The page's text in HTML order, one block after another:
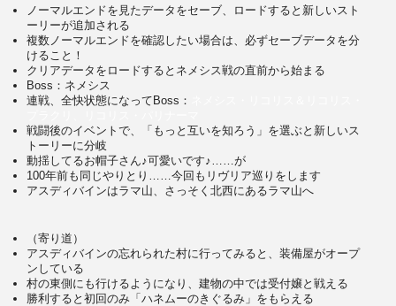
ノーマルエンドを見たデータをセーブ、ロードすると新しいスト
ーリーが追加される
複数ノーマルエンドを確認したい場合は、必ずセーブデータを分
けること！
クリアデータをロードするとネメシス戦の直前から始まる
Boss：ネメシス
連戦、全快状態になってBoss：
戦闘後のイベントで、「もっと互いを知ろう」を選ぶと新しいス
トーリーに分岐
動揺してるお帽子さん♪可愛いです♪……が
100年前も同じやりとり……今回もリヴリア巡りをします
アスディバインはラマ山、さっそく北西にあるラマ山へ
（寄り道）
アスディバインの忘れられた村に行ってみると、装備屋がオープ
ンしている
村の東側にも行けるようになり、建物の中では受付嬢と戦える
勝利すると初回のみ「ハネムーのきぐるみ」をもらえる